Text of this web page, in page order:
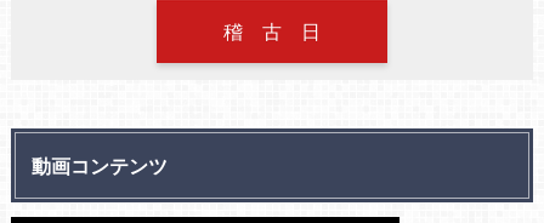
稽 古 日
動画コンテンツ